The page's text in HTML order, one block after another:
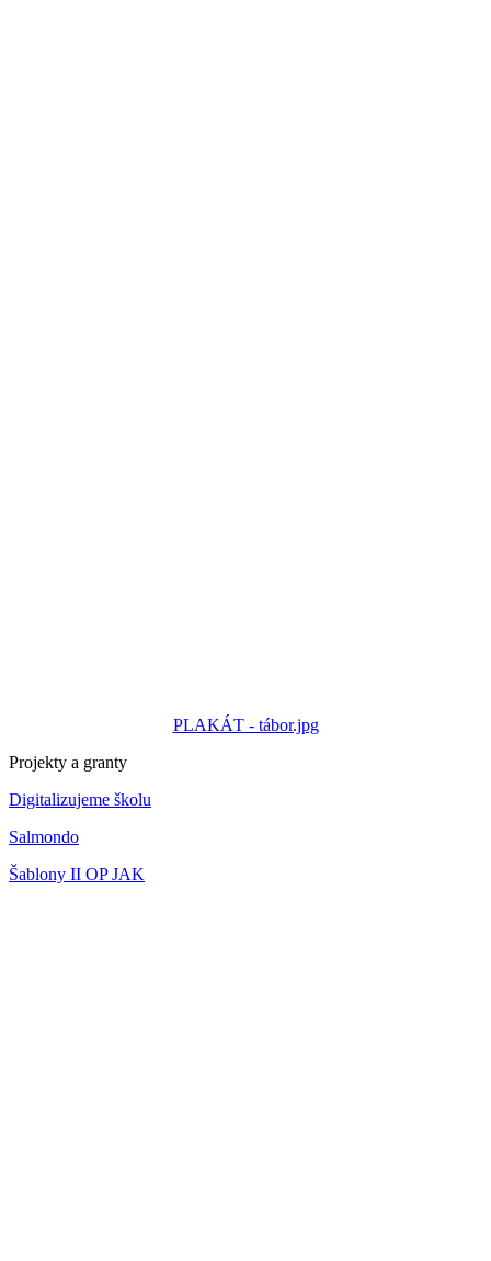
PLAKÁT - tábor.jpg
Projekty a granty
Digitalizujeme školu
Salmondo
Šablony II OP JAK